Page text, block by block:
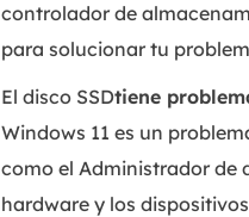
controlador de
para solucionar tu
El disco SSDtiene
Windows 11 es un
como el Administrador de
hardware y los